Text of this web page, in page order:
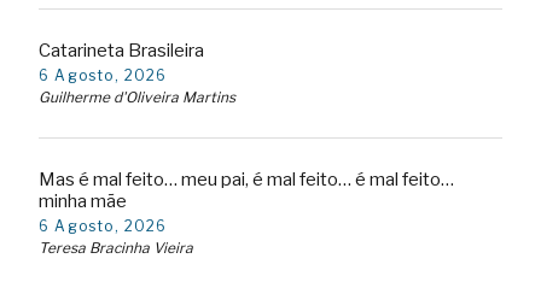
Catarineta Brasileira
6 Agosto, 2026
Guilherme d'Oliveira Martins
Mas é mal feito… meu pai, é mal feito… é mal feito…
minha mãe
6 Agosto, 2026
Teresa Bracinha Vieira